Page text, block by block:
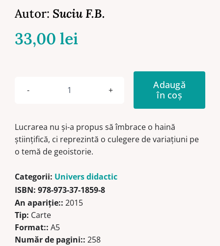
Autor: Suciu F.B.
33,00 lei
Cantitate
de
la
Facerea
până
la
Judecata
Adaugă
în coș
Lucrarea nu și-a propus să îmbrace o haină
științifică, ci reprezintă o culegere de variațiuni pe
o temă de geoistorie.
Categorii: Univers didactic
ISBN: 978-973-37-1859-8
An apariţie:: 2015
Tip: Carte
Format:: A5
Număr de pagini:: 258